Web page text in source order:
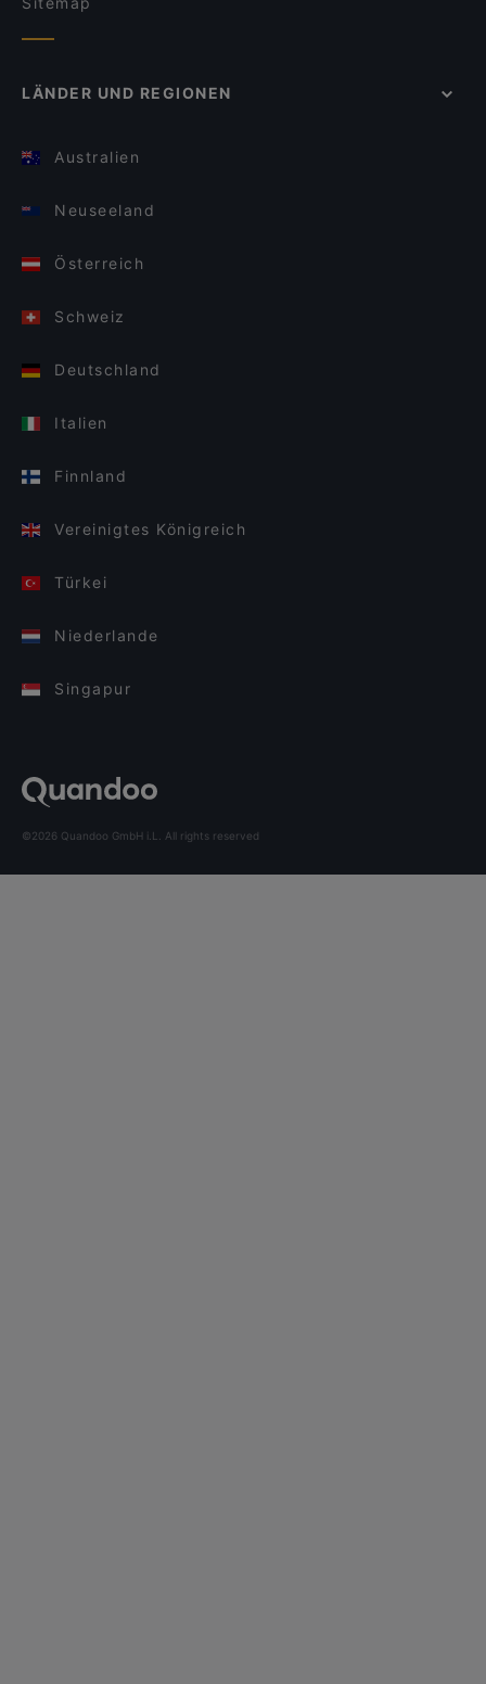
LÄNDER UND REGIONEN
Australien
Neuseeland
Österreich
Schweiz
Deutschland
Italien
Finnland
Vereinigtes Königreich
Türkei
Niederlande
Singapur
©2026 Quandoo GmbH i.L. All rights reserved